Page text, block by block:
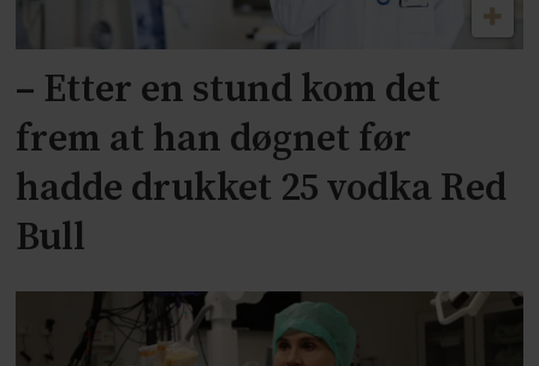
– Etter en stund kom det
frem at han døgnet før
hadde drukket 25 vodka Red
Bull